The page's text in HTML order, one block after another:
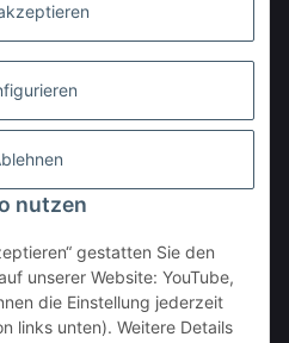
nutzen
gestatten Sie den
unserer Website: YouTube,
die Einstellung jederzeit
links unten). Weitere Details